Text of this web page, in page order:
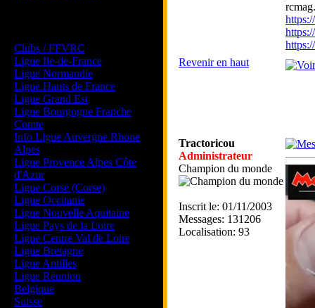
Clubs / FFVRC
Ligue Ile-de-France
Ligue Normandie
Ligue Hauts de France
Ligue Grand Est
Ligue Bourgogne Franche
Comte
Info Ligue Auvergne Rhone
Alpes
Ligue Provence Alpes Côte
d'Azur
Ligue Corse (Corse)
Ligue Occitanie
Ligue Nouvelle Aquitaine
Ligue Pays de la Loire
Ligue Centre Val de Loire
Ligue Bretagne
Ligue Antilles
Ligue Réunion
Belgique
Suisse
Revenir en haut
Tractoricou
Administrateur
Champion du monde
Inscrit le: 01/11/2003
Messages: 131206
Localisation: 93